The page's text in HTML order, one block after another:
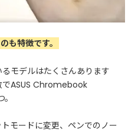
も特徴です。
モデルはたくさんあります
でASUS Chromebook
モードに変更、ペンでのノー